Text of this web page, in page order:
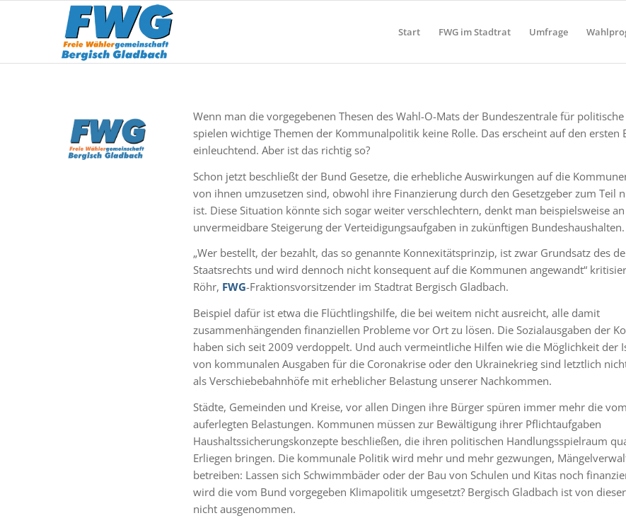
Start FWG im Stadtrat Umfrage
Wenn man die vorgegebenen Thesen des Wahl-O-Mats der Bundeszentrale für
spielen wichtige Themen der Kommunalpolitik keine Rolle. Das erscheint auf den ersten
einleuchtend. Aber ist das richtig so?
Schon jetzt beschließt der Bund Gesetze, die erhebliche Auswirkungen auf die
von ihnen umzusetzen sind, obwohl ihre Finanzierung durch den Gesetzgeber zum Teil
ist. Diese Situation könnte sich sogar weiter verschlechtern, denkt man beispielsweise
unvermeidbare Steigerung der Verteidigungsaufgaben in zukünftigen Bundeshaushalten.
„Wer bestellt, der bezahlt, das so genannte Konnexitätsprinzip, ist zwar Grundsatz des
Staatsrechts und wird dennoch nicht konsequent auf die Kommunen angewandt“
Röhr, FWG-Fraktionsvorsitzender im Stadtrat Bergisch Gladbach.
Beispiel dafür ist etwa die Flüchtlingshilfe, die bei weitem nicht ausreicht, alle damit
zusammenhängenden finanziellen Probleme vor Ort zu lösen. Die Sozialausgaben der
haben sich seit 2009 verdoppelt. Und auch vermeintliche Hilfen wie die Möglichkeit der
von kommunalen Ausgaben für die Coronakrise oder den Ukrainekrieg sind letztlich
als Verschiebebahnhöfe mit erheblicher Belastung unserer Nachkommen.
Städte, Gemeinden und Kreise, vor allen Dingen ihre Bürger spüren immer mehr die
auferlegten Belastungen. Kommunen müssen zur Bewältigung ihrer Pflichtaufgaben
Haushaltssicherungskonzepte beschließen, die ihren politischen Handlungsspielraum
Erliegen bringen. Die kommunale Politik wird mehr und mehr gezwungen,
betreiben: Lassen sich Schwimmbäder oder der Bau von Schulen und Kitas noch
wird die vom Bund vorgegeben Klimapolitik umgesetzt? Bergisch Gladbach ist von
nicht ausgenommen.